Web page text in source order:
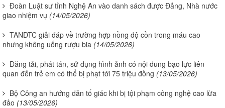
Đoàn Luật sư tỉnh Nghệ An vào danh sách được Đảng, Nhà nước
giao nhiệm vụ (14/05/2026)
TANDTC giải đáp về trường hợp nồng độ cồn trong máu cao
nhưng không uống rượu bia (14/05/2026)
Đăng tải, phát tán, sử dụng hình ảnh có nội dung bạo lực liên
quan đến trẻ em có thể bị phạt tới 75 triệu đồng (13/05/2026)
Bộ Công an hướng dẫn tố giác khi bị tội phạm công nghệ cao lừa
đảo (13/05/2026)